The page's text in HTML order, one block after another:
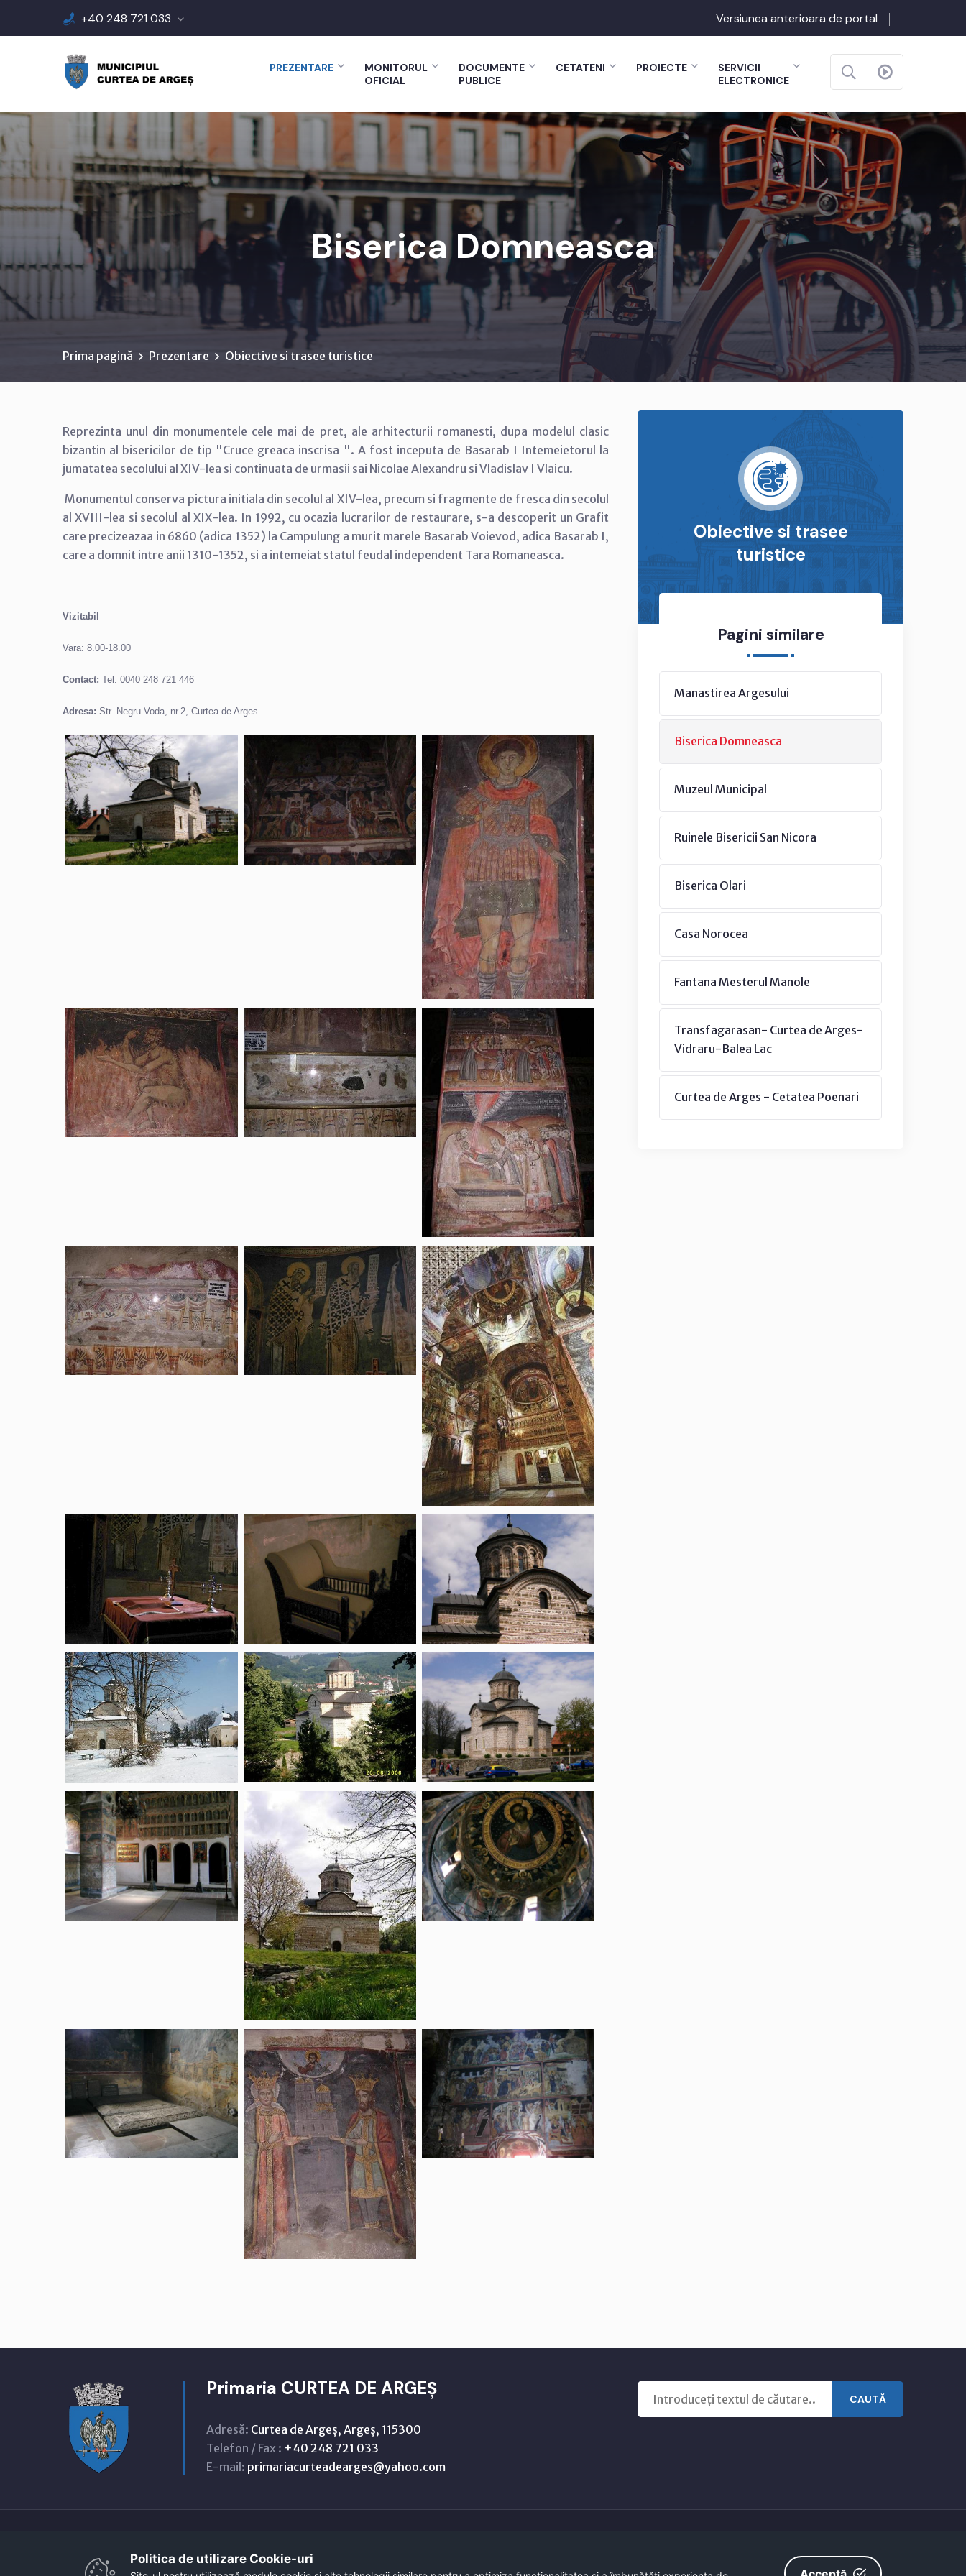
+40 248 721 033 Versiunea anterioara de portal
PREZENTARE
MONITORUL
OFICIAL
DOCUMENTE
PUBLICE
CETATENI PROIECTE
SERVICII
ELECTRONICE
Biserica Domneasca
Prima pagină Prezentare Obiective si trasee turistice
Reprezinta unul din monumentele cele mai de pret, ale arhitecturii romanesti, dupa modelul clasic
bizantin al bisericilor de tip "Cruce greaca inscrisa ". A fost inceputa de Basarab I Intemeietorul la
jumatatea secolului al XIV-lea si continuata de urmasii sai Nicolae Alexandru si Vladislav I Vlaicu.
Monumentul conserva pictura initiala din secolul al XIV-lea, precum si fragmente de fresca din secolul
al XVIII-lea si secolul al XIX-lea. In 1992, cu ocazia lucrarilor de restaurare, s-a descoperit un Grafit
care precizeazaa in 6860 (adica 1352) la Campulung a murit marele Basarab Voievod, adica Basarab I,
care a domnit intre anii 1310-1352, si a intemeiat statul feudal independent Tara Romaneasca.
Vizitabil
Vara: 8.00-18.00
Contact: Tel. 0040 248 721 446
Adresa: Str. Negru Voda, nr.2, Curtea de Arges
Obiective si trasee
turistice
Pagini similare
Manastirea Argesului
Biserica Domneasca
Muzeul Municipal
Ruinele Bisericii San Nicora
Biserica Olari
Casa Norocea
Fantana Mesterul Manole
Transfagarasan- Curtea de Arges-
Vidraru-Balea Lac
Curtea de Arges - Cetatea Poenari
Primaria CURTEA DE ARGEȘ
Adresă: Curtea de Argeș, Argeș, 115300
Telefon / Fax : +40 248 721 033
E-mail: primariacurteadearges@yahoo.com
CAUTĂ
Copyright © 2021 - 2026 -Primaria CURTEA DE ARGEȘ
Politica de utilizare Cookie-uri‎